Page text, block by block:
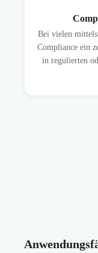
Bei vielen
Compliance ein
in regulierten